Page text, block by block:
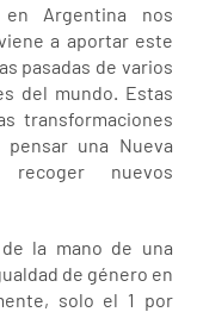
Argentina nos
a aportar este
pasadas de varios
del mundo. Estas
transformaciones
una Nueva
nuevos
la mano de una
de género en
solo el 1 por